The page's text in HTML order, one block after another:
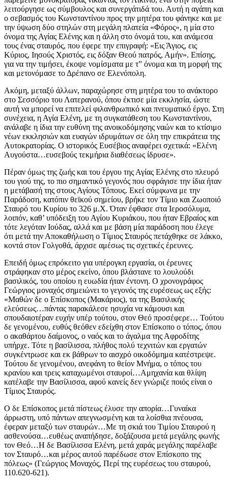
λειτούργησε ως σύμβουλος και συνεργάτιδά του. Αυτή η αγάπη και
ο σεβασμός του Κωνσταντίνου προς την μητέρα του φάνηκε και με
την ύψωση δύο στηλών στη μεγάλη πλατεία «Φόρος», η μία στο
όνομα της Αγίας Ελένης και η άλλη στο όνομά του, και ανάμεσα
τους ένας σταυρός, που έφερε την επιγραφή: «Εις Άγιος, εις
Κύριος, Ιησούς Χριστός, εις δόξαν Θεού πατρός, Αμήν». Επίσης,
για να την τιμήσει, έκοψε νομίσματα με τ” όνομα και τη μορφή της
και μετονόμασε το Δρέπανο σε Ελενόπολη.
Ακόμη, μεταξύ άλλων, παραχώρησε στη μητέρα του το ανάκτορο
στο Σεσσόριο του Λατερανού, όπου έκτισε μία εκκλησία, ώστε
αυτή να μπορεί να επιτελεί φιλανθρωπικό και πνευματικό έργο. Στη
συνέχεια, η Αγία Ελένη, με τη συγκατάθεση του Κωνσταντίνου,
ανάλαβε η ίδια την ευθύνη της ανοικοδόμησης ναών και το κτίσιμο
νέων εκκλησιών και ευαγών ιδρυμάτων σε όλη την επικράτεια της
Αυτοκρατορίας. Ο ιστορικός Ευσέβιος αναφέρει σχετικά: «Ελένη
Αυγούστα…ευσεβούς τεκμήρια διαθέσεως ίδρυσε».
Πέραν όμως της ζωής και του έργου της Αγίας Ελένης στο πλευρό
του γιού της, το πιο σημαντικό γεγονός που σφράγισε την ίδια ήταν
η μετάβασή της στους Αγίους Τόπους. Εκεί σύμφωνα με την
Παράδοση, κατόπιν θεϊκού σημείου, βρήκε τον Τίμιο και Ζωοποιό
Σταυρό του Κυρίου το 326 μ.Χ. Όταν έφθασε στα Ιεροσόλυμα,
λοιπόν, καθ’ υπόδειξη του Αγίου Κυριάκου, που ήταν Εβραίος και
τότε λεγόταν Ιούδας, αλλά και με βάση μία παράδοση που έλεγε
ότι μετά την Αποκαθήλωση ο Τίμιος Σταυρός πετάχθηκε σε λάκκο,
κοντά στον Γολγοθά, άρχισε αμέσως τις σχετικές έρευνες.
Επειδή όμως επρόκειτο για υπέρογκη εργασία, οι έρευνες
στράφηκαν στο μέρος εκείνο, όπου βλάστανε το λουλούδι
βασιλικός, του οποίου η ευωδία ήταν έντονη. Ο χρονογράφος
Γεώργιος μοναχός σημειώνει το γεγονός της ευρέσεως ως εξής:
«Μαθών δε ο Επίσκοπος (Μακάριος), τα της Βασιλικής
ελεύσεως…πάντας παρακάλεσε ησυχία να κάμουσι και
σπουδαιοτέραν ευχήν υπέρ τούτου, στον Θεό προσέφερε… Τούτου
δε γενομένου, ευθύς θεόθεν εδείχθη στον Επίσκοπο ο τόπος, όπου
ο ακαθάρτου δαίμονος, ο ναός και το άγαλμα της Αφροδίτης
υπήρχε. Τότε η βασίλισσα, πλήθος πολύ τεχνιτών και εργατών
συγκέντρωσε και εκ βάθρων το αισχρό οικοδόμημα κατέστρεψε.
Τούτου δε γενομένου, ανεφάνη το θείον Μνήμα, ο τόπος του
κρανίου και τρεις καταχωμένοι σταυροί…Αμηχανία και θλίψη
κατέλαβε την Βασίλισσα, αφού κανείς δεν γνώριζε ποιός είναι ο
Τίμιος Σταυρός.
Ο δε Επίσκοπος μετά πίστεως έλυσε την απορία…Γυναίκα
άρρωστη, υπό πάντων απεγνωσμένη και τα λοίσθια πνέουσα,
έφεραν μεταξύ των σταυρών…Με τη σκιά του Τιμίου Σταυρού η
ασθενούσα…ευθέως αναπήδησε, δοξάζουσα μετά μεγάλης φωνής
τον Θεό…Η δε Βασίλισσα Ελένη, μετά χαράς μεγάλης παρέλαβε
τον Σταυρό…και μέρος αυτού παρέδωσε στον Επίσκοπο της
πόλεως» (Γεώργιος Μοναχός, Περί της ευρέσεως του σταυρού,
110.620-621).